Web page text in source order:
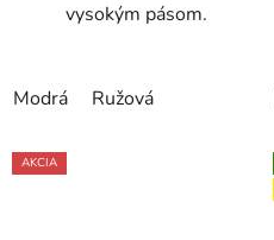
vysokým pásom.
Modrá Ružová
AKCIA